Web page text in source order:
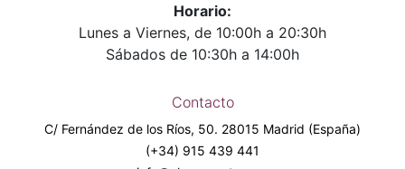
Horario:
Lunes a Viernes, de 10:00h a 20:30h
Sábados de 10:30h a 14:00h
Contacto
C/ Fernández de los Ríos, 50. 28015 Madrid (España)
(+34) 915 439 441